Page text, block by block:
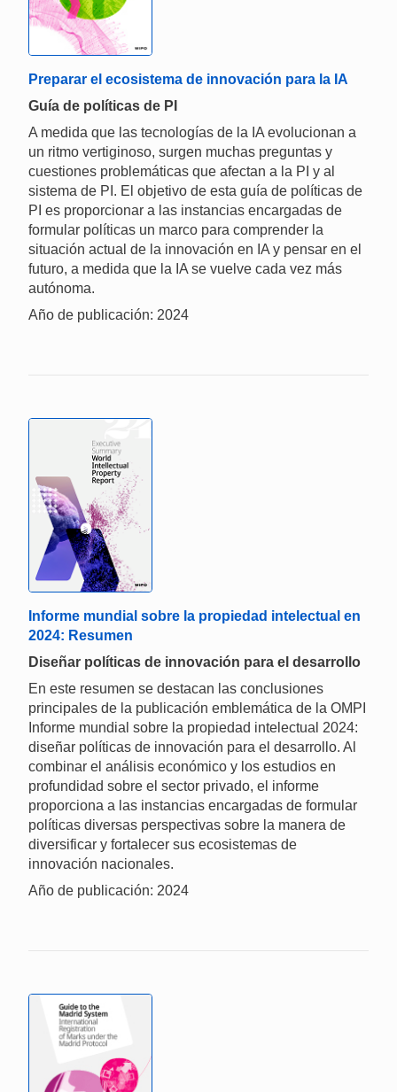
Preparar el ecosistema de innovación para la IA
Guía de políticas de PI
A medida que las tecnologías de la IA evolucionan a
un ritmo vertiginoso, surgen muchas preguntas y
cuestiones problemáticas que afectan a la PI y al
sistema de PI. El objetivo de esta guía de políticas de
PI es proporcionar a las instancias encargadas de
formular políticas un marco para comprender la
situación actual de la innovación en IA y pensar en el
futuro, a medida que la IA se vuelve cada vez más
autónoma.
Año de publicación: 2024
Informe mundial sobre la propiedad intelectual en
2024: Resumen
Diseñar políticas de innovación para el desarrollo
En este resumen se destacan las conclusiones
principales de la publicación emblemática de la OMPI
Informe mundial sobre la propiedad intelectual 2024:
diseñar políticas de innovación para el desarrollo. Al
combinar el análisis económico y los estudios en
profundidad sobre el sector privado, el informe
proporciona a las instancias encargadas de formular
políticas diversas perspectivas sobre la manera de
diversificar y fortalecer sus ecosistemas de
innovación nacionales.
Año de publicación: 2024